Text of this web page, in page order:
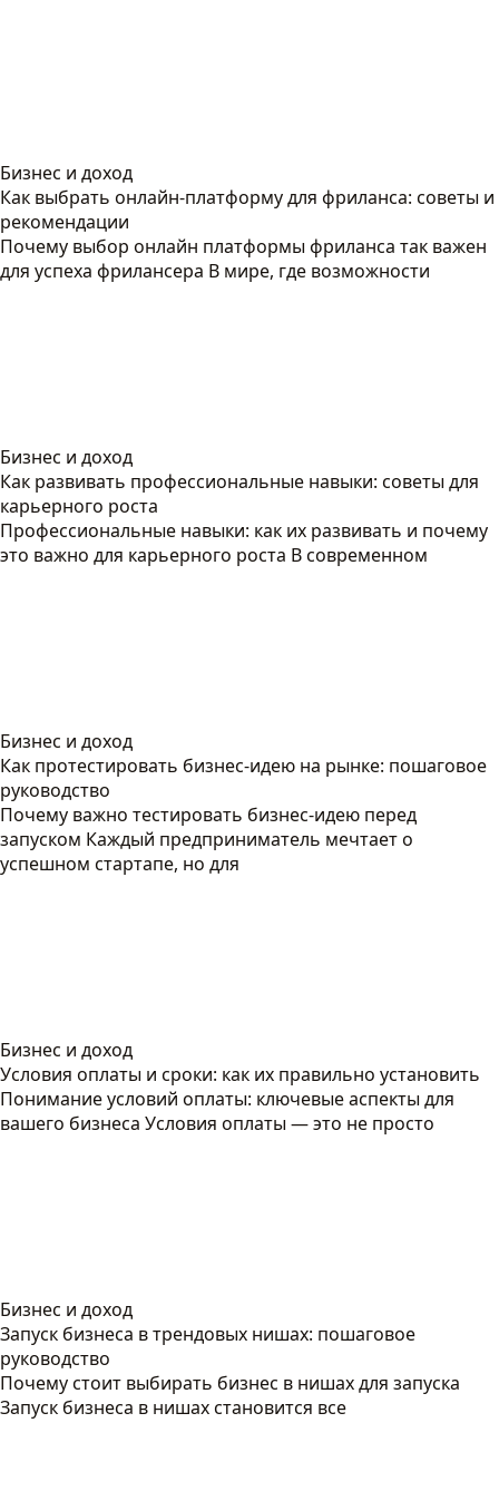
Бизнес и доход
Как выбрать онлайн-платформу для фриланса: советы и
рекомендации
Почему выбор онлайн платформы фриланса так важен
для успеха фрилансера В мире, где возможности
Бизнес и доход
Как развивать профессиональные навыки: советы для
карьерного роста
Профессиональные навыки: как их развивать и почему
это важно для карьерного роста В современном
Бизнес и доход
Как протестировать бизнес-идею на рынке: пошаговое
руководство
Почему важно тестировать бизнес-идею перед
запуском Каждый предприниматель мечтает о
успешном стартапе, но для
Бизнес и доход
Условия оплаты и сроки: как их правильно установить
Понимание условий оплаты: ключевые аспекты для
вашего бизнеса Условия оплаты — это не просто
Бизнес и доход
Запуск бизнеса в трендовых нишах: пошаговое
руководство
Почему стоит выбирать бизнес в нишах для запуска
Запуск бизнеса в нишах становится все